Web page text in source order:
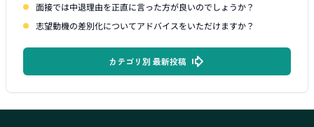
面接では中退理由を正直に言った方が良いのでしょうか？
志望動機の差別化についてアドバイスをいただけますか？
カテゴリ別 最新投稿